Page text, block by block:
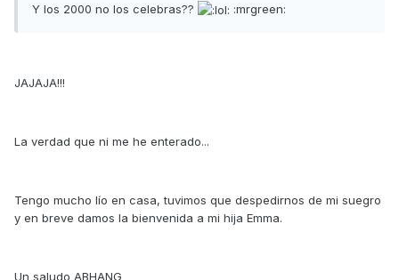
Y los 2000 no los celebras?? :mrgreen:
JAJAJA!!!
La verdad que ni me he enterado...
Tengo mucho lío en casa, tuvimos que despedirnos de mi suegro
y en breve damos la bienvenida a mi hija Emma.
Un saludo ABHANG